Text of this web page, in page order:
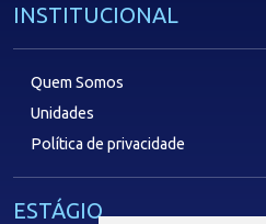
INSTITUCIONAL
Quem Somos
Unidades
Política de privacidade
ESTÁGIO